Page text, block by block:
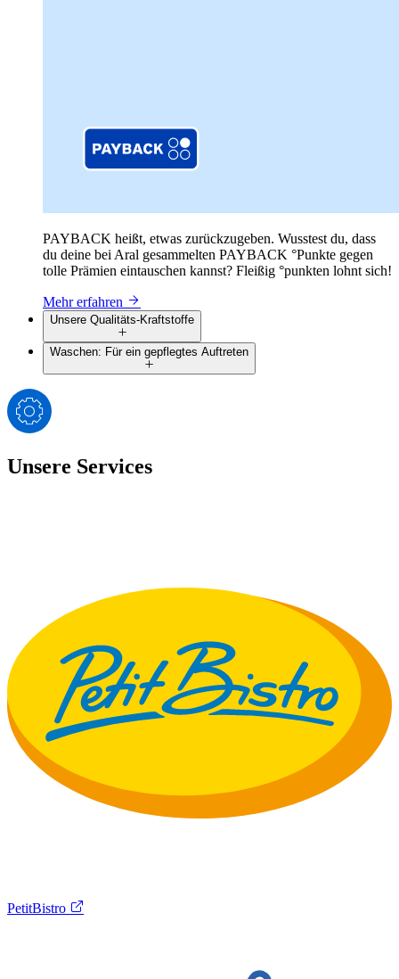
PAYBACK heißt, etwas zurückzugeben. Wusstest du, dass
du deine bei Aral gesammelten PAYBACK °Punkte gegen
tolle Prämien eintauschen kannst? Fleißig °punkten lohnt sich!
Mehr erfahren
Unsere Qualitäts-Kraftstoffe
Waschen: Für ein gepflegtes Auftreten
Unsere Services
PetitBistro